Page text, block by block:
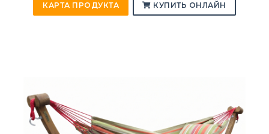
КАРТА ПРОДУКТА КУПИТЬ ОНЛАЙН